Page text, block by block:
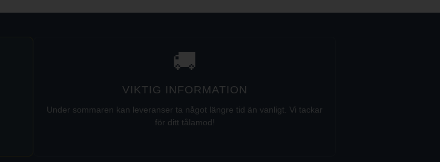
🚚
VIKTIG INFORMATION
Under sommaren kan leveranser ta något längre tid än vanligt. Vi tackar
för ditt tålamod!